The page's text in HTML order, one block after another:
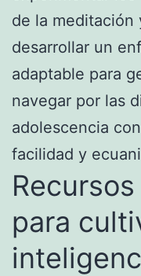
de la meditación
desarrollar un
adaptable para
navegar por las
adolescencia
facilidad y
para